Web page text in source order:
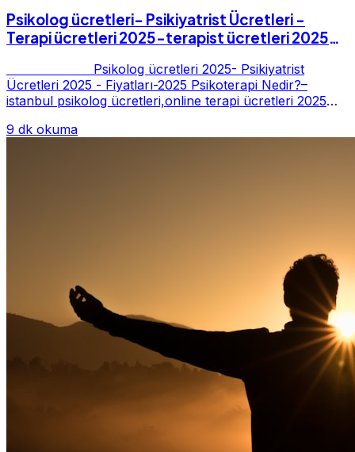
Psikolog ücretleri- Psikiyatrist Ücretleri -
Terapi ücretleri 2025-terapist ücretleri 2025-
Psikolog ücretleri 2025- Psikiyatrist
Ücretleri 2025 - Fiyatları-2025 Psikoterapi Nedir?–
istanbul psikolog ücretleri,online terapi ücretleri 2025
9 dk okuma